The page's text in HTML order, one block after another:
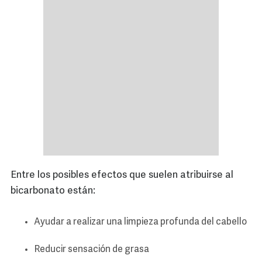
Entre los posibles efectos que suelen atribuirse al
bicarbonato están:
Ayudar a realizar una limpieza profunda del cabello
Reducir sensación de grasa